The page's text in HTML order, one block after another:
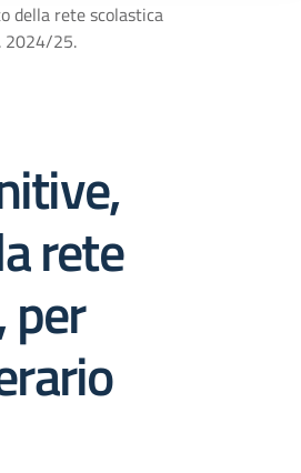
della rete scolastica
2024/25.
rete
per